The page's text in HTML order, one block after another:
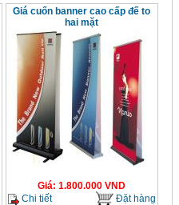
Giá cuốn banner cao cấp đế to
hai mặt
Giá: 1.800.000 VND
Chi tiết
Đặt hàng